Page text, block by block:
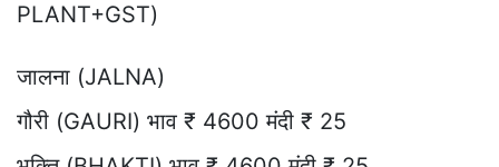
PLANT+GST)
जालना (JALNA)
गौरी (GAURI) भाव ₹ 4600 मंदी ₹ 25